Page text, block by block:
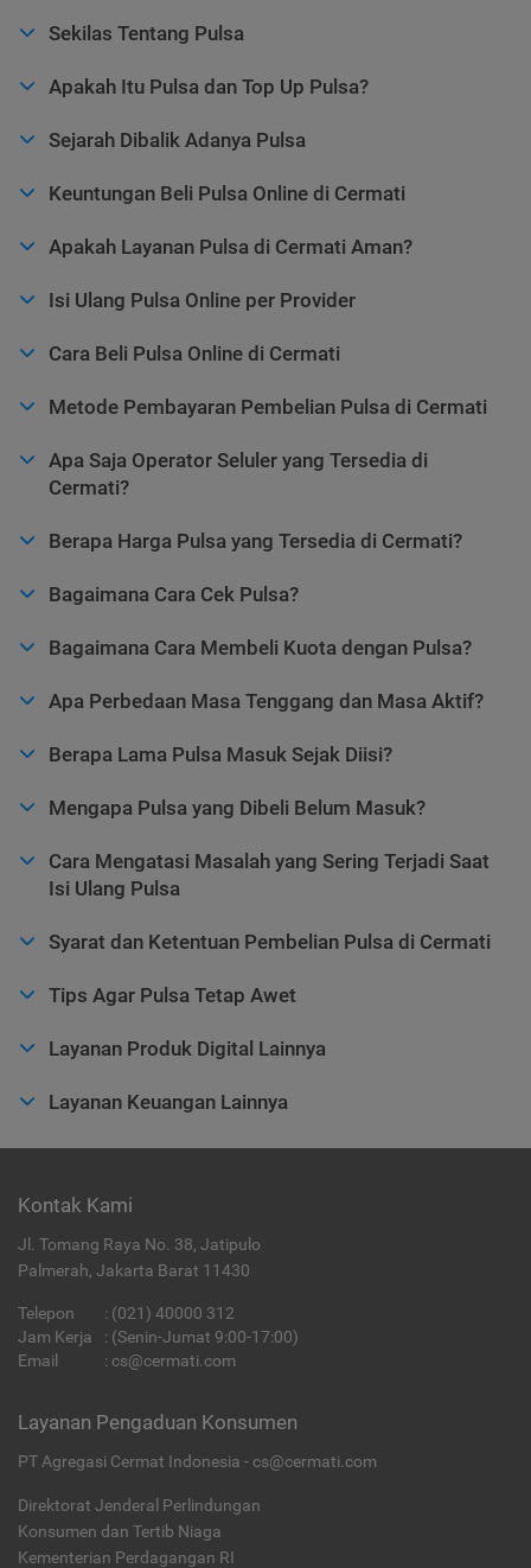
Sekilas Tentang Pulsa
Apakah Itu Pulsa dan Top Up Pulsa?
Sejarah Dibalik Adanya Pulsa
Keuntungan Beli Pulsa Online di Cermati
Apakah Layanan Pulsa di Cermati Aman?
Isi Ulang Pulsa Online per Provider
Cara Beli Pulsa Online di Cermati
Metode Pembayaran Pembelian Pulsa di Cermati
Apa Saja Operator Seluler yang Tersedia di
Cermati?
Berapa Harga Pulsa yang Tersedia di Cermati?
Bagaimana Cara Cek Pulsa?
Bagaimana Cara Membeli Kuota dengan Pulsa?
Apa Perbedaan Masa Tenggang dan Masa Aktif?
Berapa Lama Pulsa Masuk Sejak Diisi?
Mengapa Pulsa yang Dibeli Belum Masuk?
Cara Mengatasi Masalah yang Sering Terjadi Saat
Isi Ulang Pulsa
Syarat dan Ketentuan Pembelian Pulsa di Cermati
Tips Agar Pulsa Tetap Awet
Layanan Produk Digital Lainnya
Layanan Keuangan Lainnya
Kontak Kami
Jl. Tomang Raya No. 38, Jatipulo
Palmerah, Jakarta Barat 11430
Telepon : (021) 40000 312
Jam Kerja
: (Senin-Jumat 9:00-17:00)
Email
: cs@cermati.com
Layanan Pengaduan Konsumen
PT Agregasi Cermat Indonesia - cs@cermati.com
Direktorat Jenderal Perlindungan
Konsumen dan Tertib Niaga
Kementerian Perdagangan RI